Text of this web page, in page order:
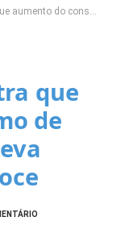
eleva risco de morte precoce
que
de